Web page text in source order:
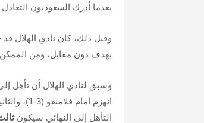
بعدما أدرك السعوديون
وقبل ذلك، كان نادي الهلال قد
بهدف دون مقابل، ومن الممكن
وسبق لنادي الهلال أن تأهل
انهزم امام فلامنغو (3-1)، والثانية في نسخة سنة
التأهل إلى النهائي سيكون